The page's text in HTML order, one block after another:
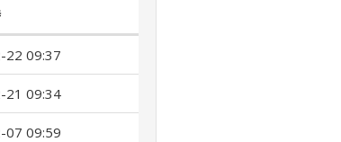
22 09:37
21 09:34
07 09:59